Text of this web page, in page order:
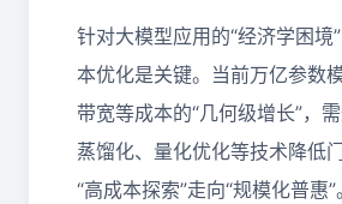
针对大模型应用的“经济学困境
本优化是关键。当前万亿参数
带宽等成本的“几何级增长”，需
蒸馏化、量化优化等技术降低
“高成本探索”走向“规模化普惠”。